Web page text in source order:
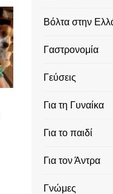
Βόλτα στην
Γαστρονομία
Γεύσεις
Για τη Γυναίκα
Για το παιδί
Για τον Άντρα
Γνώμες